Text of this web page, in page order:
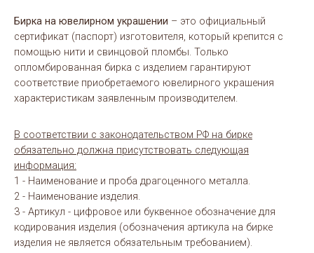
Бирка на ювелирном украшении – это официальный
сертификат (паспорт) изготовителя, который крепится с
помощью нити и свинцовой пломбы. Только
опломбированная бирка с изделием гарантируют
соответствие приобретаемого ювелирного украшения
характеристикам заявленным производителем.
В соответствии с законодательством РФ на бирке
обязательно должна присутствовать следующая
информация:
1 - Наименование и проба драгоценного металла.
2 - Наименование изделия.
3 - Артикул - цифровое или буквенное обозначение для
кодирования изделия (обозначения артикула на бирке
изделия не является обязательным требованием).